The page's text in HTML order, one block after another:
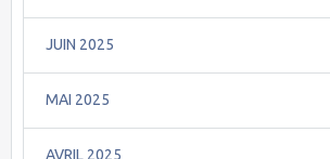
JUIN 2025
MAI 2025
AVRIL 2025